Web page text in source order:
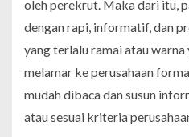
oleh perekrut. Maka dari itu,
dengan rapi, informatif, dan
yang terlalu ramai atau
melamar ke perusahaan
mudah dibaca dan susun
atau sesuai kriteria